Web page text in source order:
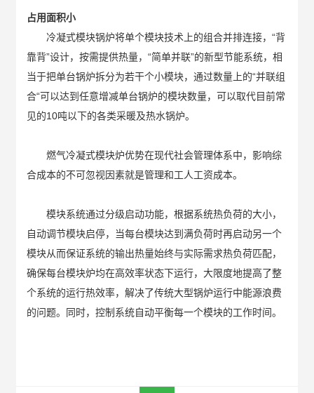
占用面积小
冷凝式模块锅炉将单个模块技术上的组合并排连接，“背
靠背”设计，按需提供热量，“简单并联”的新型节能系统，相
当于把单台锅炉拆分为若干个小模块，通过数量上的“并联组
合“可以达到任意增减单台锅炉的模块数量，可以取代目前常
见的10吨以下的各类采暖及热水锅炉。
燃气冷凝式模块炉优势在现代社会管理体系中，影响综
合成本的不可忽视因素就是管理和工人工资成本。
模块系统通过分级启动功能，根据系统热负荷的大小，
自动调节模块启停，当每台模块达到满负荷时再启动另一个
模块从而保证系统的输出热量始终与实际需求热负荷匹配，
确保每台模块炉均在高效率状态下运行，大限度地提高了整
个系统的运行热效率，解决了传统大型锅炉运行中能源浪费
的问题。同时，控制系统自动平衡每一个模块的工作时间。